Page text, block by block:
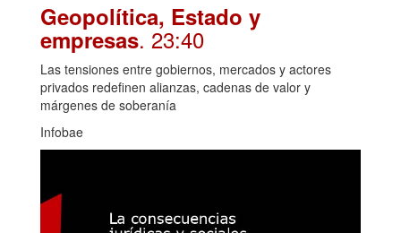
Geopolítica, Estado y
empresas. 23:40
Las tensiones entre gobiernos, mercados y actores
privados redefinen alianzas, cadenas de valor y
márgenes de soberanía
Infobae